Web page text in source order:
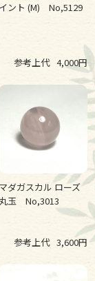
イント (M) No,5129
参考上代 4,000円
マダガスカル ローズ
丸玉 No,3013
参考上代 3,600円